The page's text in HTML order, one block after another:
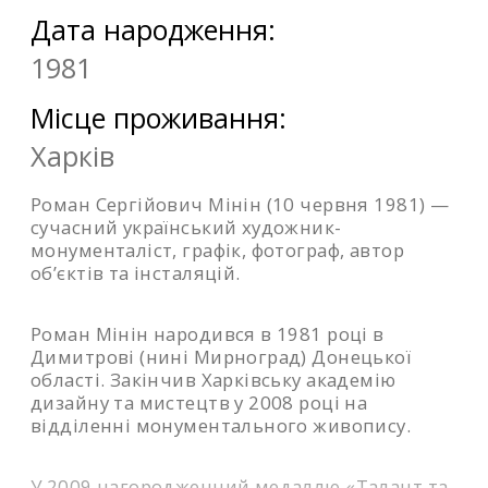
Дата народження:
1981
Місце проживання:
Харків
Роман Сергійович Мінін (10 червня 1981) —
сучасний український художник-
монументаліст, графік, фотограф, автор
об’єктів та інсталяцій.
Роман Мінін народився в 1981 році в
Димитрові (нині Мирноград) Донецької
області. Закінчив Харківську академію
дизайну та мистецтв у 2008 році на
відділенні монументального живопису.